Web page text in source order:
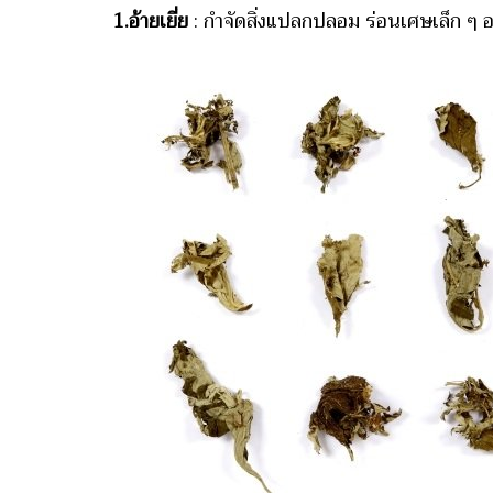
1.อ้ายเยี่ย: กำจัดสิ่งแปลกปลอม ร่อนเศษเล็ก ๆ